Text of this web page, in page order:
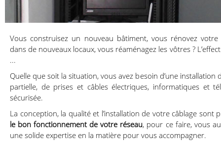
Vous construisez un nouveau bâtiment, vous rénovez
dans de nouveaux locaux, vous réaménagez les vôtres ?
...
Quelle que soit la situation, vous avez besoin d’une
partielle, de prises et câbles électriques, informatiques et
sécurisée.
La conception, la qualité et l’installation de votre câblage
le bon fonctionnement de votre réseau, pour ce faire, vous
une solide expertise en la matière pour vous accompagner.